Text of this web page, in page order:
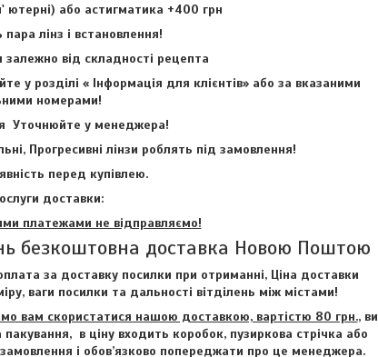
ютерні) або астигматика +400 грн
лінз і встановлення!
від складності рецепта
у розділі « Інформація для клієнтів» або за вказаними
номерами!
Уточнюйте у менеджера!
Прогресивні лінзи роблять під замовлення!
перед купівлею.
доставки:
платежами не відправляємо!
безкоштовна доставка Новою Поштою
за доставку посилки при отриманні, Ціна доставки
ваги посилки та дальності вітділень між містами!
вам скористатися нашою доставкою, вартістю 80 грн., ви
в ціну входить коробок, пузиркова стрічка або
і обов’язково попереджати про це менеджера.